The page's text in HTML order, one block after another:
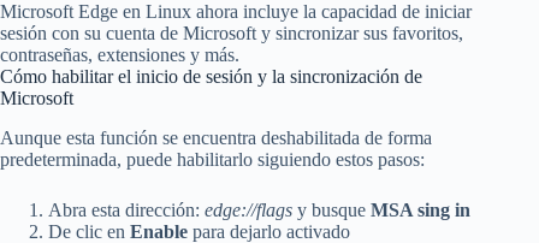
Microsoft Edge en Linux ahora incluye la capacidad de iniciar
sesión con su cuenta de Microsoft y sincronizar sus favoritos,
contraseñas, extensiones y más.
Cómo habilitar el inicio de sesión y la sincronización de
Microsoft
Aunque esta función se encuentra deshabilitada de forma
predeterminada, puede habilitarlo siguiendo estos pasos:
Abra esta dirección: edge://flags y busque MSA sing in
De clic en Enable para dejarlo activado